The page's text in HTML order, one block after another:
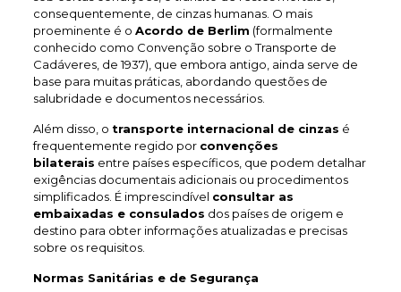
consequentemente, de cinzas humanas. O mais
proeminente é o Acordo de Berlim (formalmente
conhecido como Convenção sobre o Transporte de
Cadáveres, de 1937), que embora antigo, ainda serve de
base para muitas práticas, abordando questões de
salubridade e documentos necessários.
Além disso, o transporte internacional de cinzas é
frequentemente regido por convenções
bilaterais entre países específicos, que podem detalhar
exigências documentais adicionais ou procedimentos
simplificados. É imprescindível consultar as
embaixadas e consulados dos países de origem e
destino para obter informações atualizadas e precisas
sobre os requisitos.
Normas Sanitárias e de Segurança